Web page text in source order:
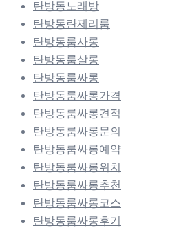
탄방동노래방
탄방동란제리룸
탄방동룸사롱
탄방동룸살롱
탄방동룸싸롱
탄방동룸싸롱가격
탄방동룸싸롱견적
탄방동룸싸롱문의
탄방동룸싸롱예약
탄방동룸싸롱위치
탄방동룸싸롱추천
탄방동룸싸롱코스
탄방동룸싸롱후기